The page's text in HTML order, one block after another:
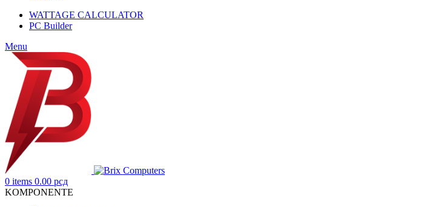
WATTAGE CALCULATOR
PC Builder
Menu
0 items 0.00 рсд
KOMPONENTE